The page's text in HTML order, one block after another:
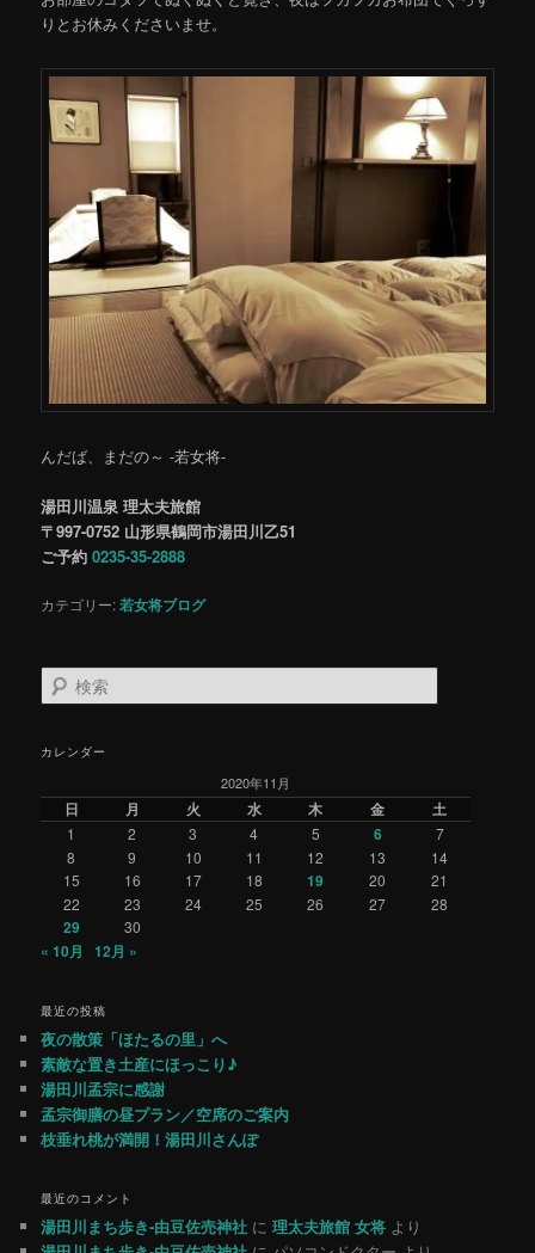
りとお休みくださいませ。
んだば、まだの～ -若女将-
湯田川温泉 理太夫旅館
〒997-0752 山形県鶴岡市湯田川乙51
ご予約0235-35-2888
カテゴリー:若女将ブログ
検
索
カレンダー
2020年11月
日 月 火 水 木 金 土
1 2 3 4 5 6
7
8
9 10 11 12 13
14
15
16 17 18 19 20
21
22
23 24 25 26 27 28
29 30
« 10月 12月 »
最近の投稿
夜の散策「ほたるの里」へ
素敵な置き土産にほっこり♪
湯田川孟宗に感謝
孟宗御膳の昼プラン／空席のご案内
枝垂れ桃が満開！湯田川さんぽ
最近のコメント
湯田川まち歩き-由豆佐売神社 に理太夫旅館 女将 より